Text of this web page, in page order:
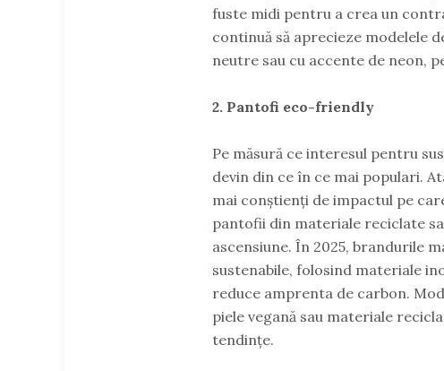
fuste midi pentru a crea un
continuă să aprecieze modelele
neutre sau cu accente de neon,
2. Pantofi eco-friendly
Pe măsură ce interesul pentru
devin din ce în ce mai populari.
mai conștienți de impactul pe
pantofii din materiale reciclate
ascensiune. În 2025, brandurile
sustenabile, folosind materiale
reduce amprenta de carbon.
piele vegană sau materiale
tendințe.